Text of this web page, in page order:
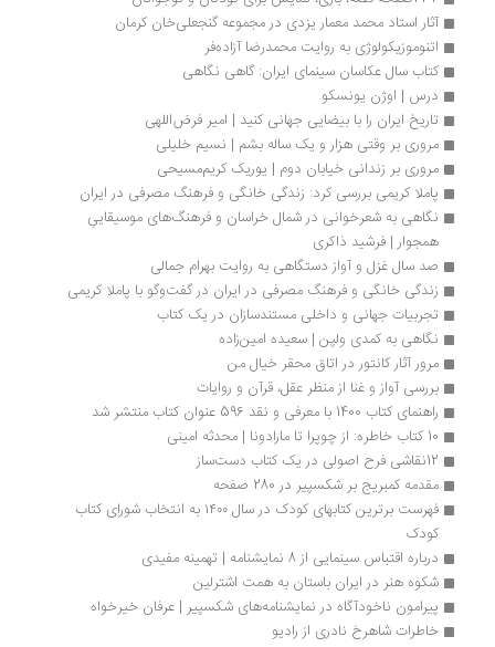
آثار استاد محمد معمار یزدی در مجموعه گنجعلی‌خان کرمان
اتنوموزیکولوژی به روایت محمدرضا آزاده‌فر
کتاب سال عکاسان سینمای ایران: گاهی نگاهی
درس | اوژن یونسکو
تاریخ ایران را با بیضایی جهانی کنید | امیر فرض‌اللهی
مروری بر وقتی هزار و یک ساله بشم | نسیم خلیلی
مروری بر زندانی خیابان دوم | یوریک کریم‌مسیحی
پاملا کریمی بررسی کرد: زندگی خانگی و فرهنگ مصرفی در ایران
همجوار | فرشید ذاکری
صد سال غزل و آواز دستگاهی به روایت بهرام جمالی
زندگی خانگی و فرهنگ مصرفی در ایران در گفت‌وگو با پاملا کریمی
تجربیات جهانی و داخلی مستندسازان در یک کتاب
نگاهی به کمدی ولپن | سعیده امین‌زاده
مرور آثار کانتور در اتاق محقر خیال من
بررسی آواز و غنا از منظر عقل، قرآن و روایات
راهنمای کتاب 1400 با معرفی و نقد 596 عنوان کتاب منتشر شد
10 کتاب خاطره: از چوپرا تا مارادونا | محدثه امینی
12نقاشی فرح اصولی در یک کتاب دست‌ساز
مقدمه کمبریج بر شکسپیر در 280 صفحه
کودک
درباره اقتباس سینمایی از 8 نمایشنامه | تهمینه مفیدی
شکوه هنر در ایران باستان به همت اشترلین
پیرامون ناخودآگاه در نمایشنامه‌های شکسپیر | عرفان خیرخواه
خاطرات شاهرخ نادری از رادیو